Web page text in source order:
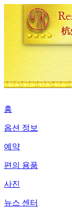
홈
옵션 정보
예약
편의 용품
사진
뉴스 센터